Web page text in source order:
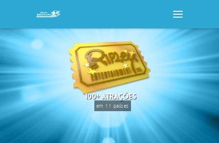
100+ ATRAÇÕES
em 11 países